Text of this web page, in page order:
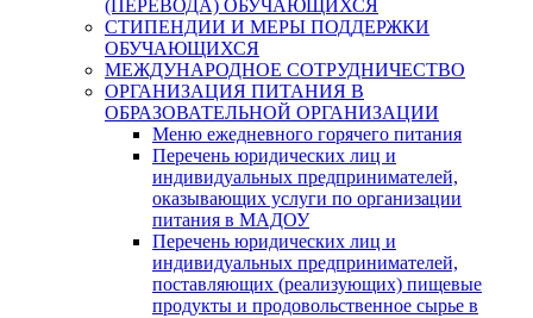
(ПЕРЕВОДА) ОБУЧАЮЩИХСЯ
СТИПЕНДИИ И МЕРЫ ПОДДЕРЖКИ
ОБУЧАЮЩИХСЯ
МЕЖДУНАРОДНОЕ СОТРУДНИЧЕСТВО
ОРГАНИЗАЦИЯ ПИТАНИЯ В
ОБРАЗОВАТЕЛЬНОЙ ОРГАНИЗАЦИИ
Меню ежедневного горячего питания
Перечень юридических лиц и
индивидуальных предпринимателей,
оказывающих услуги по организации
питания в МАДОУ
Перечень юридических лиц и
индивидуальных предпринимателей,
поставляющих (реализующих) пищевые
продукты и продовольственное сырье в